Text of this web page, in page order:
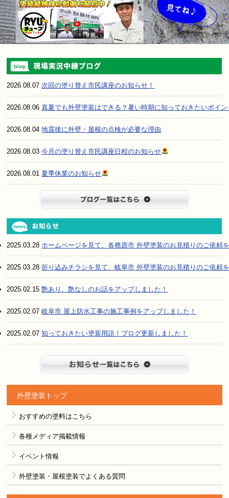
2026.08.07次回の塗り替え市民講座のお知らせ！
2026.08.06真夏でも外壁塗装はできる？暑い時期に知っておきたいポイン
2026.08.04地震後に外壁・屋根の点検が必要な理由
2026.08.03今月の塗り替え市民講座日程のお知らせ
2026.08.01 夏季休業のお知らせ
2025.03.28ホームページを見て、各務原市 外壁塗装のお見積りのご依頼
2025.03.28折り込みチラシを見て、岐阜市 外壁塗装のお見積りのご依頼
2025.02.15艶あり、艶なしのお話をアップしました！
2025.02.07岐阜市 屋上防水工事の施工事例をアップしました！
2025.02.07知っておきたい塗装用語！ブログ更新しました！
外壁塗装トップ
おすすめの塗料はこちら
各種メディア掲載情報
イベント情報
外壁塗装・屋根塗装でよくある質問